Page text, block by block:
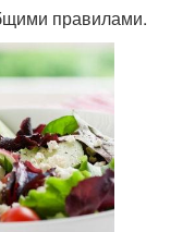
правилами.